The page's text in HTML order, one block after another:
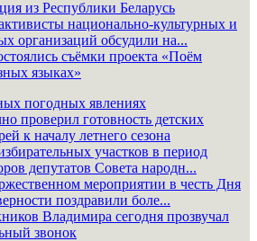
из Республики Беларусь
национально-культурных и
организаций обсудили на...
съёмки проекта «Поём
языках»
погодных явлениях
проверил готовность детских
к началу летнего сезона
участков в период
депутатов Совета народн...
мероприятии в честь Дня
поздравили боле...
Владимира сегодня прозвучал
звонок